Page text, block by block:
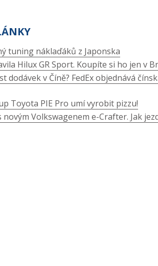
tuning náklaďáků z Japonska
Hilux GR Sport. Koupíte si ho jen v
dodávek v Číně? FedEx objednává
Toyota PIE Pro umí vyrobit pizzu!
novým Volkswagenem e-Crafter. Jak